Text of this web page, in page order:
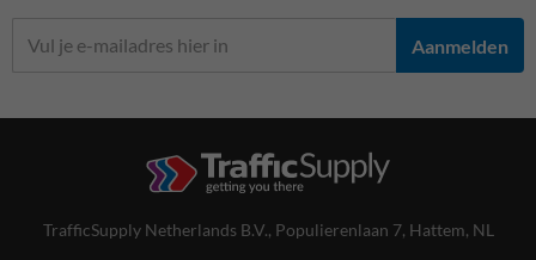
Aanmelden
TrafficSupply Netherlands B.V., Populierenlaan 7, Hattem, NL